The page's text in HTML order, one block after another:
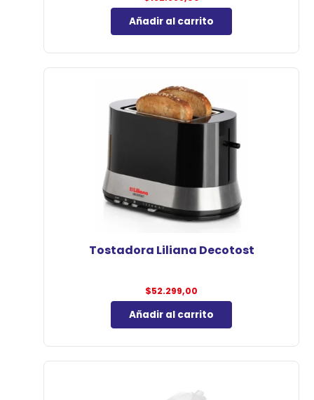
Añadir al carrito
Tostadora Liliana Decotost
$52.299,00
Añadir al carrito